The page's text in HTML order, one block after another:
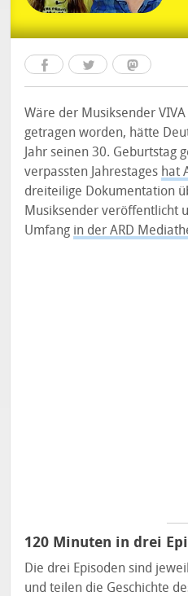
Wäre der Musiksender
getragen worden, hätte
Jahr seinen 30. Geburtstag
verpassten Jahrestages hat
dreiteilige Dokumentation
Musiksender veröffentlicht
Umfang in der ARD
120 Minuten in drei
Die drei Episoden sind
und teilen die Geschichte